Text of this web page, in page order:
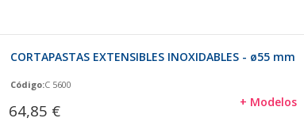
CORTAPASTAS EXTENSIBLES INOXIDABLES - ø55 mm
Código:C 5600
64,85 € + Modelos